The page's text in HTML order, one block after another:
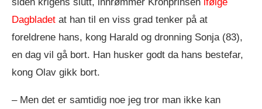
Dagbladet at han til en viss grad tenker på at
foreldrene hans, kong Harald og dronning Sonja (83),
en dag vil gå bort. Han husker godt da hans bestefar,
kong Olav gikk bort.
– Men det er samtidig noe jeg tror man ikke kan